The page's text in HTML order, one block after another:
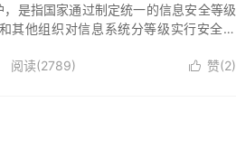
是指国家通过制定统一的信息安全等级
其他组织对信息系统分等级实行安全保
阅读(2789)  赞(2)